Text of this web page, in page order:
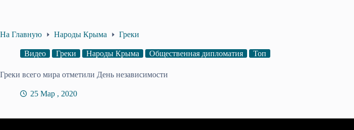
На Главную Народы Крыма Греки
Видео Греки Народы Крыма Общественная дипломатия Топ
Греки всего мира отметили День независимости
25 Мар , 2020